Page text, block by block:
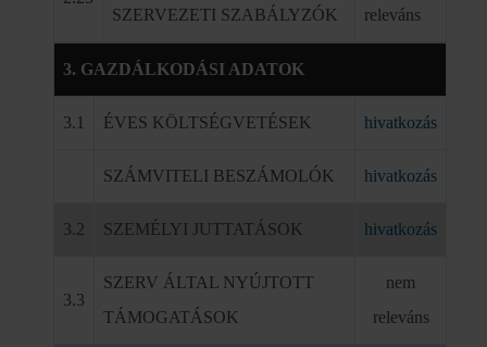
SZERVEZETI SZABÁLYZÓK
releváns
3. GAZDÁLKODÁSI ADATOK
3.1 ÉVES KÖLTSÉGVETÉSEK hivatkozás
SZÁMVITELI BESZÁMOLÓK hivatkozás
3.2 SZEMÉLYI JUTTATÁSOK hivatkozás
3.3
SZERV ÁLTAL NYÚJTOTT
TÁMOGATÁSOK
nem
releváns